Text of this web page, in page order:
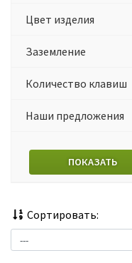
Цвет изделия
Заземление
Количество клавиш
Наши предложения
ПОКАЗАТЬ
Сортировать: